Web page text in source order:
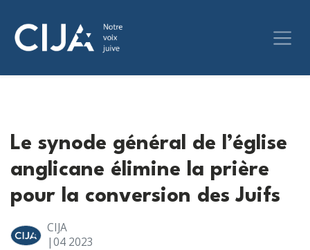
Le synode général de l’église
anglicane élimine la prière
pour la conversion des Juifs
CIJA
|04 2023